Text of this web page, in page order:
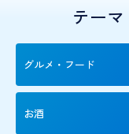
テー
グルメ・フード
お酒